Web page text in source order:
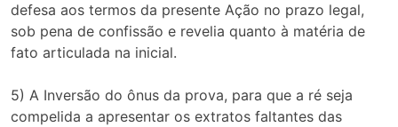
defesa aos termos da presente Ação no prazo legal,
sob pena de confissão e revelia quanto à matéria de
fato articulada na inicial.
5) A Inversão do ônus da prova, para que a ré seja
compelida a apresentar os extratos faltantes das